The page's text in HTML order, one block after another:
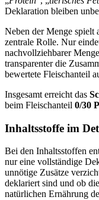
Deklaration bleiben
Neben der Menge spielt
zentrale Rolle. Nur
nachvollziehbarer
transparenter die
bewertete Fleischanteil
Insgesamt erreicht das
beim Fleischanteil 0/30
Inhaltsstoffe im
Bei den Inhaltsstoffen
nur eine vollständige
unnötige Zusätze
deklariert sind und ob
natürlichen Ernährung